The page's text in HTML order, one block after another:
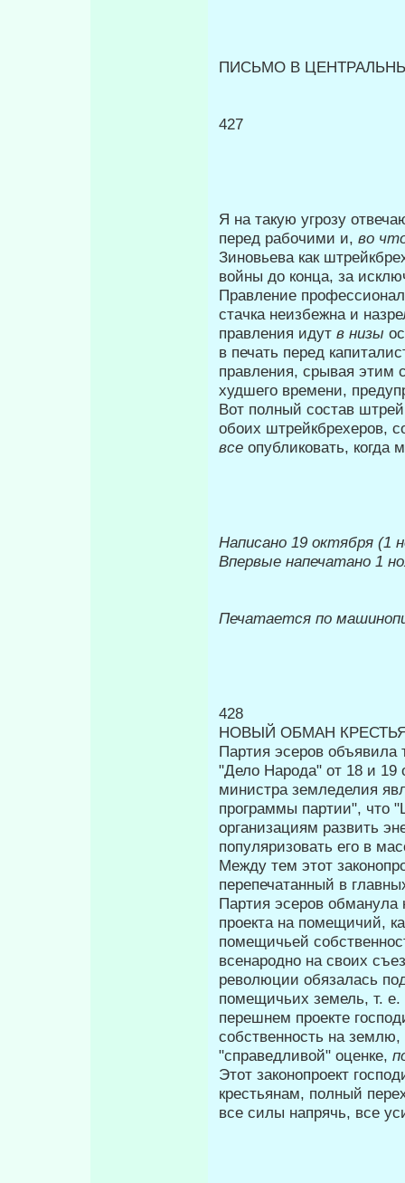
ПИСЬМО В
427
Я на такую угрозу
перед рабочими и, во
Зиновьева как
войны до конца, за
Правление
стачка неиз­бежна и
правления идут в низы
в печать перед
правления, срывая этим
худшего времени,
Вот полный состав
обоих штрейкбрехеров,
все опублико­вать, когда
Написано 19 октября (1
Впервые напечатано 1
Печатается по
428
НОВЫЙ ОБМАН
Партия эсеров объявила
"Дело Народа" от 18 и 19
министра земледелия
программы партии", что
организациям развить
популяризовать его в
Между тем этот
перепе­чатанный в
Партия эсеров об­манула
проекта на помещичий,
помещичьей
всенародно на своих
революции обязалась
помещичьих земель, т.
перешнем проекте
собст­венность на
"справедливой" оценке,
Этот законопроект
кре­стьянам, полный
все силы напрячь, все